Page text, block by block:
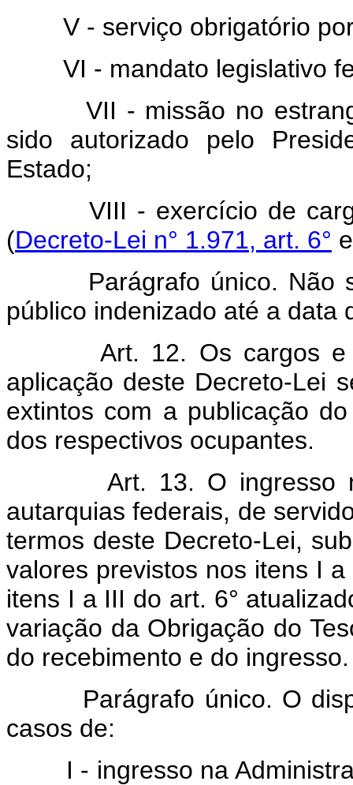
V - serviço obrigatório
VI - mandato legislativo
VII - missão no
sido autorizado pelo
Estado;
VIII - exercício de cargo
(Decreto-Lei n° 1.971, art. 6°
Parágrafo único. Não
público indenizado até a data
Art. 12. Os cargos e os
aplicação deste Decreto-Lei
extintos com a publicação
dos respectivos ocupantes.
Art. 13. O ingresso na
autarquias federais, de
termos deste Decreto-Lei,
valores previstos nos itens I
itens I a III do art. 6°
variação da Obrigação do
do recebimento e do ingresso.
Parágrafo único. O
casos de:
I - ingresso na